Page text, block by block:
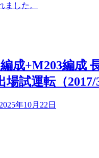
ました。
成+M203編成
試運転（2017/
2025年10月22日